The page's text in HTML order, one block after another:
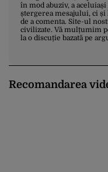
în mod abuziv, a
ștergerea mesajului, ci
de a comenta. Site-ul
civilizate. Vă mulțumim
la o discuție bazată pe
Recomandarea